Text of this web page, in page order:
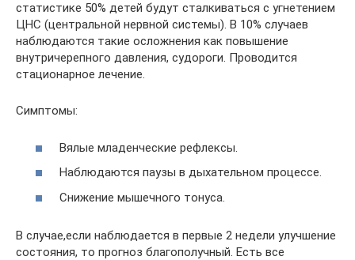
статистике 50% детей будут сталкиваться с угнетением
ЦНС (центральной нервной системы). В 10% случаев
наблюдаются такие осложнения как повышение
внутричерепного давления, судороги. Проводится
стационарное лечение.
Симптомы:
Вялые младенческие рефлексы.
Наблюдаются паузы в дыхательном процессе.
Снижение мышечного тонуса.
В случае,если наблюдается в первые 2 недели улучшение
состояния, то прогноз благополучный. Есть все